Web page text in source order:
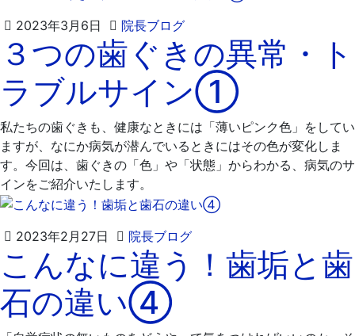
2023年3月6日 院長ブログ2023
3
月
20
日
飯
歯
科
医
院
３つの歯ぐきの異常・ト
ラブルサイン①
私たちの歯ぐきも、健康なときには「薄いピンク色」をしてい
ますが、なにか病気が潜んでいるときにはその色が変化しま
す。今回は、歯ぐきの「色」や「状態」からわかる、病気のサ
インをご紹介いたします。
2023年2月27日 院長ブログ2023
日
飯
院
こんなに違う！歯垢と歯
石の違い④